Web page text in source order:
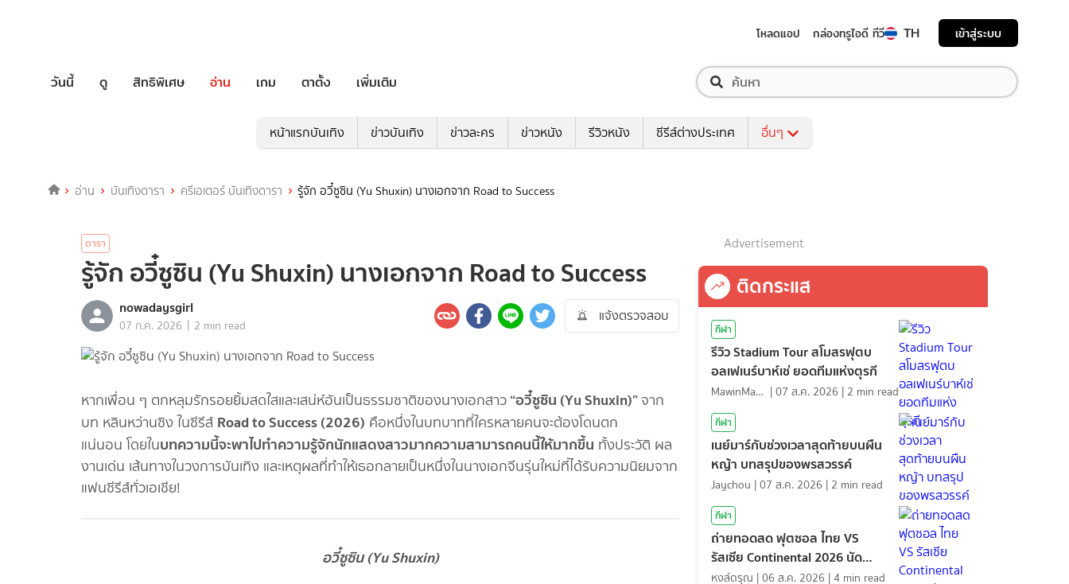
โหลดแอป กล่องทรูไอดี ทีวี TH เข้าสู่ระบบ
วันนี้ ดู สิทธิพิเศษ อ่าน เกม ตาตั้ง เพิ่มเติม
หน้าแรกบันเทิง ข่าวบันเทิง ข่าวละคร ข่าวหนัง รีวิวหนัง ซีรีส์ต่างประเทศ อื่นๆ
อ่าน บันเทิงดารา ครีเอเตอร์ บันเทิงดารา รู้จัก อวี๋ซูซิน (Yu Shuxin) นางเอกจาก Road to Success
ดารา
รู้จัก อวี๋ซูซิน (Yu Shuxin) นางเอกจาก Road to Success
nowadaysgirl
07 ก.ค. 2026 | 2 min read
แจ้งตรวจสอบ
หากเพื่อน ๆ ตกหลุมรักรอยยิ้มสดใสและเสน่ห์อันเป็นธรรมชาติของนางเอกสาว“อวี๋ซูซิน (Yu Shuxin)”จาก
บท หลินหว่านซิง ในซีรีส์ Road to Success (2026) คือหนึ่งในบทบาทที่ใครหลายคนจะต้องโดนตก
แน่นอน โดยในบทความนี้จะพาไปทำความรู้จักนักแสดงสาวมากความสามารถคนนี้ให้มากขึ้น ทั้งประวัติ ผล
งานเด่น เส้นทางในวงการบันเทิง และเหตุผลที่ทำให้เธอกลายเป็นหนึ่งในนางเอกจีนรุ่นใหม่ที่ได้รับความนิยมจาก
แฟนซีรีส์ทั่วเอเชีย!
อวี๋ซูซิน (Yu Shuxin)
Advertisement
ติดกระแส
กีฬา
รีวิว Stadium Tour สโมสรฟุตบ
อลเฟเนร์บาห์เช่ ยอดทีมแห่งตุรกี
MawinMatravel |07 ส.ค. 2026 | 2 min read
กีฬา
เนย์มาร์กับช่วงเวลาสุดท้ายบนผืน
หญ้า บทสรุปของพรสวรรค์
Jaychou |07 ส.ค. 2026 | 2 min read
กีฬา
ถ่ายทอดสด ฟุตซอล ไทย VS
รัสเซีย Continental 2026 นัด
สุดท้าย
หงส์ดรุณ |06 ส.ค. 2026 |4 min read